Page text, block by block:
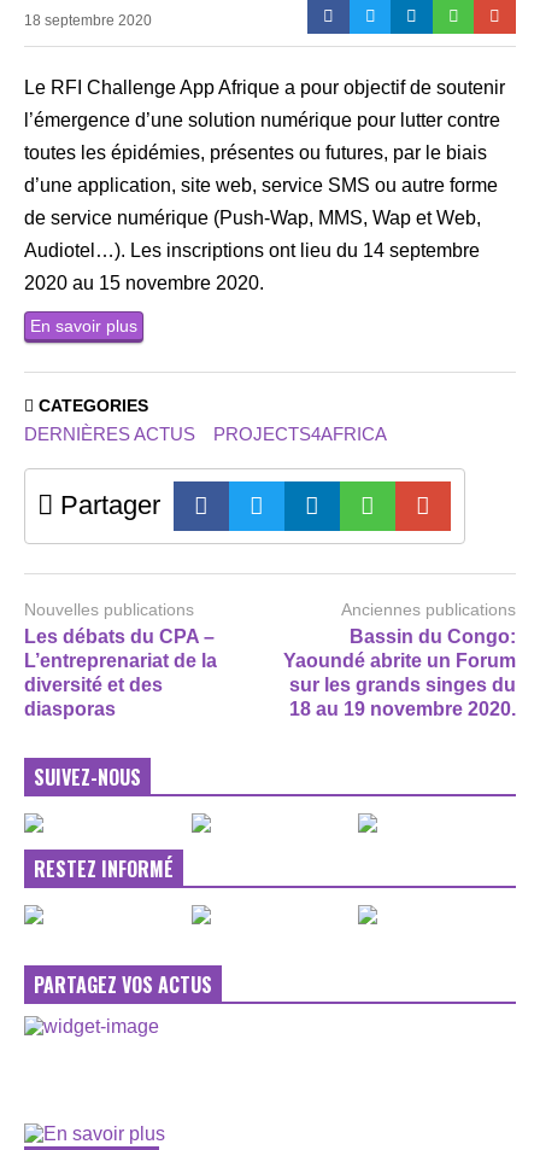
18 septembre 2020
Le RFI Challenge App Afrique a pour objectif de soutenir
l’émergence d’une solution numérique pour lutter contre
toutes les épidémies, présentes ou futures, par le biais
d’une application, site web, service SMS ou autre forme
de service numérique (Push-Wap, MMS, Wap et Web,
Audiotel…). Les inscriptions ont lieu du 14 septembre
2020 au 15 novembre 2020.
En savoir plus
CATEGORIES
DERNIÈRES ACTUS PROJECTS4AFRICA
Partager
Nouvelles publications
Les débats du CPA –
L’entreprenariat de la
diversité et des
diasporas
Anciennes publications
Bassin du Congo:
Yaoundé abrite un Forum
sur les grands singes du
18 au 19 novembre 2020.
SUIVEZ-NOUS
RESTEZ INFORMÉ
PARTAGEZ VOS ACTUS